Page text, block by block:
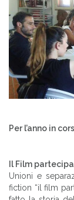
Per l’anno in
Il Film
Unioni e
fiction “il film